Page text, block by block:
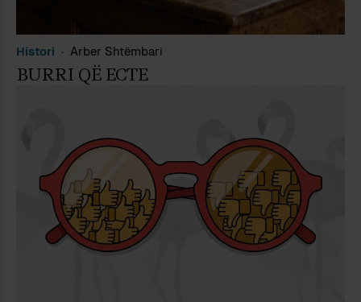
Histori Arber Shtëmbari
BURRI QË ECTE